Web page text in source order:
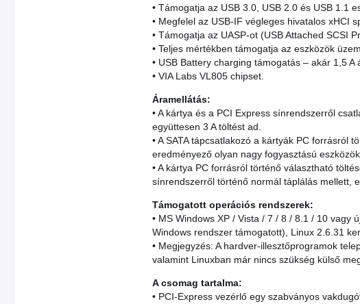
• Támogatja az USB 3.0, USB 2.0 és USB 1.1
• Megfelel az USB-IF végleges hivatalos xHCI
• Támogatja az UASP-ot (USB Attached SCSI
• Teljes mértékben támogatja az eszközök
• USB Battery charging támogatás – akár 1,5
• VIA Labs VL805 chipset.
Áramellátás:
• A kártya és a PCI Express sínrendszerről
együttesen 3 A töltést ad.
• A SATA tápcsatlakozó a kártyák PC forrásról
eredményező olyan nagy fogyasztású
• A kártya PC forrásról történő választható
sínrendszerről történő normál táplálás mellett,
Támogatott operációs rendszerek:
• MS Windows XP / Vista / 7 / 8 / 8.1 / 10
Windows rendszer támogatott), Linux 2.6.31
• Megjegyzés: A hardver-illesztőprogramok
valamint Linuxban már nincs szükség külső
A csomag tartalma:
• PCI-Express vezérlő egy szabványos